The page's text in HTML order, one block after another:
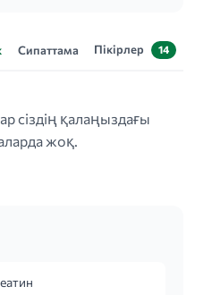
Сипаттама Пікірлер 14
сіздің қалаңыздағы
жоқ.